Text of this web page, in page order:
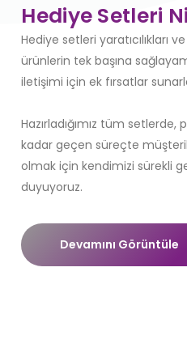
Hediye Setleri
Hediye setleri yaratıcılıkları ve
ürünlerin tek başına
iletişimi için ek fırsatlar
Hazırladığımız tüm setlerde,
kadar geçen süreçte
olmak için kendimizi sürekli
duyuyoruz.
Devamını Görüntüle